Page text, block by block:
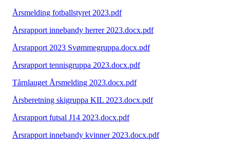
Årsmelding fotballstyret 2023.pdf
Årsrapport innebandy herrer 2023.docx.pdf
Årsrapport 2023 Svømmegruppa.docx.pdf
Årsrapport tennisgruppa 2023.docx.pdf
Tårnlauget Årsmelding 2023.docx.pdf
Årsberetning skigruppa KIL 2023.docx.pdf
Årsrapport futsal J14 2023.docx.pdf
Årsrapport innebandy kvinner 2023.docx.pdf